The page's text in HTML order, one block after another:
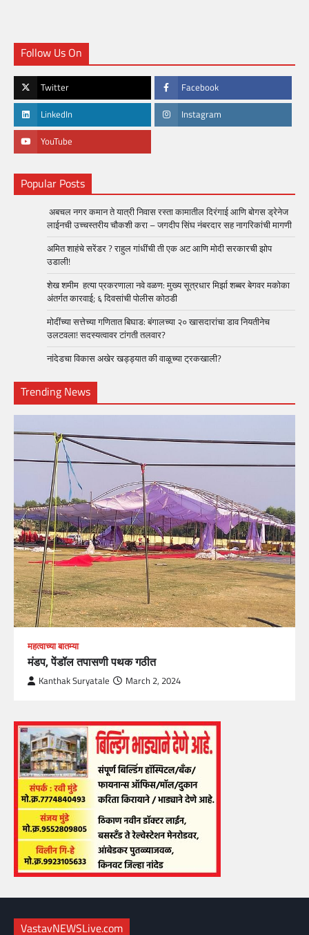
Follow Us On
Twitter Facebook
LinkedIn Instagram
YouTube
Popular Posts
अबचल नगर कमान ते यात्री निवास रस्ता कामातील दिरंगाई आणि बोगस ड्रेनेज
लाईनची उच्चस्तरीय चौकशी करा – जगदीप सिंघ नंबरदार सह नागरिकांची मागणी
अमित शाहंचे सरेंडर ? राहुल गांधींची ती एक अट आणि मोदी सरकारची झोप
उडाली!
शेख शमीम हत्या प्रकरणाला नवे वळण: मुख्य सूत्रधार मिर्झा शब्बर बेगवर मकोका
अंतर्गत कारवाई; ६ दिवसांची पोलीस कोठडी
मोदींच्या सत्तेच्या गणितात बिघाड: बंगालच्या २० खासदारांचा डाव नियतीनेच
उलटवला! सदस्यत्वावर टांगती तलवार?
नांदेडचा विकास अखेर खड्ड्यात की वाळूच्या ट्रकखाली?
Trending News
महत्वाच्या बातम्या
मंडप, पेंडॉल तपासणी पथक गठीत
Kanthak Suryatale March 2, 2024
VastavNEWSLive.com